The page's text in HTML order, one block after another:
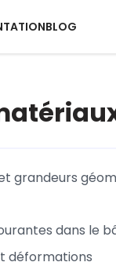
BLOG
grandeurs
dans le
déformations